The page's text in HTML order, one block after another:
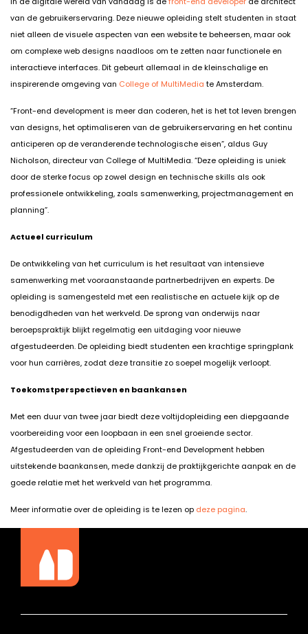
van de gebruikerservaring. Deze nieuwe opleiding stelt studenten in staat
niet alleen de visuele aspecten van een website te beheersen, maar ook
om complexe web designs naadloos om te zetten naar functionele en
interactieve interfaces. Dit gebeurt allemaal in de kleinschalige en
inspirerende omgeving van College of MultiMedia te Amsterdam.
“Front-end development is meer dan coderen, het is het tot leven brengen
van designs, het optimaliseren van de gebruikerservaring en het continu
anticiperen op de veranderende technologische eisen”, aldus Guy
Nicholson, directeur van College of MultiMedia. “Deze opleiding is uniek
door de sterke focus op zowel design en technische skills als ook
professionele ontwikkeling, zoals samenwerking, projectmanagement en
planning”.
Actueel curriculum
De ontwikkeling van het curriculum is het resultaat van intensieve
samenwerking met vooraanstaande partnerbedrijven en experts. De
opleiding is samengesteld met een realistische en actuele kijk op de
benodigdheden van het werkveld. De sprong van onderwijs naar
beroepspraktijk blijkt regelmatig een uitdaging voor nieuwe
afgestudeerden. De opleiding biedt studenten een krachtige springplank
voor hun carrières, zodat deze transitie zo soepel mogelijk verloopt.
Toekomstperspectieven en baankansen
Met een duur van twee jaar biedt deze voltijdopleiding een diepgaande
voorbereiding voor een loopbaan in een snel groeiende sector.
Afgestudeerden van de opleiding Front-end Development hebben
uitstekende baankansen, mede dankzij de praktijkgerichte aanpak en de
goede relatie met het werkveld van het programma.
Meer informatie over de opleiding is te lezen op deze pagina.